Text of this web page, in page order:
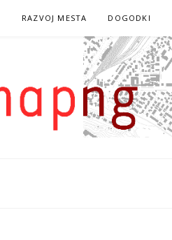
RAZVOJ MESTA DOGODKI